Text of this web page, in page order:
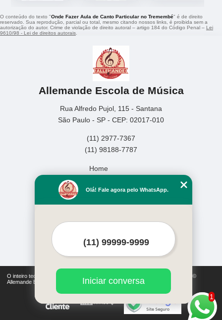
O conteúdo do texto "Onde Fazer Aula de Canto Particular no Tremembé" é de direito
reservado. Sua reprodução, parcial ou total, mesmo citando nossos links, é proibida sem a
autorização do autor. Crime de violação de direito autoral – artigo 184 do Código Penal – Lei
9610/98 - Lei de direitos autorais.
Allemande Escola de Música
Rua Alfredo Pujol, 115 - Santana
São Paulo - SP - CEP: 02017-010
(11) 2977-7367
(11) 98188-7787
Home
Missão
O inteiro teor deste site está sujeito à proteção de direitos autorais. Copyright©
Allemande Escola de Música (Lei 9610 de 19/02/1998)
1
Olá! Fale agora pelo WhatsApp.
Iniciar conversa